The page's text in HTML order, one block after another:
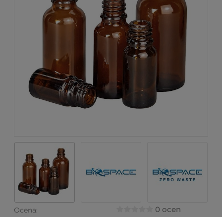
Ocena: 0 ocen